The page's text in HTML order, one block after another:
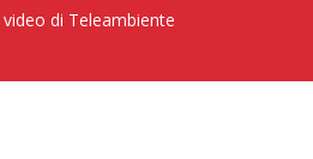
di Teleambiente